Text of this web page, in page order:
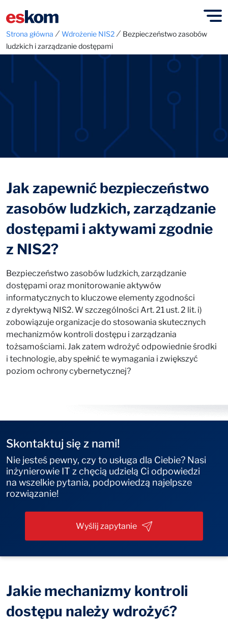
Strona główna ⁄Wdrożenie NIS2⁄ Bezpieczeństwo zasobów
ludzkich i zarządzanie dostępami
Jak zapewnić bezpieczeństwo
zasobów ludzkich, zarządzanie
dostępami i aktywami zgodnie
z NIS2?
Bezpieczeństwo zasobów ludzkich, zarządzanie
dostępami oraz monitorowanie aktywów
informatycznych to kluczowe elementy zgodności
z dyrektywą NIS2. W szczególności Art. 21 ust. 2 lit. i)
zobowiązuje organizacje do stosowania skutecznych
mechanizmów kontroli dostępu i zarządzania
tożsamościami. Jak zatem wdrożyć odpowiednie środki
i technologie, aby spełnić te wymagania i zwiększyć
poziom ochrony cybernetycznej?
Skontaktuj się z nami!
Nie jesteś pewny, czy to usługa dla Ciebie? Nasi
inżynierowie IT z chęcią udzielą Ci odpowiedzi
na wszelkie pytania, podpowiedzą najelpsze
rozwiązanie!
Wyślij zapytanie
Jakie mechanizmy kontroli
dostępu należy wdrożyć?